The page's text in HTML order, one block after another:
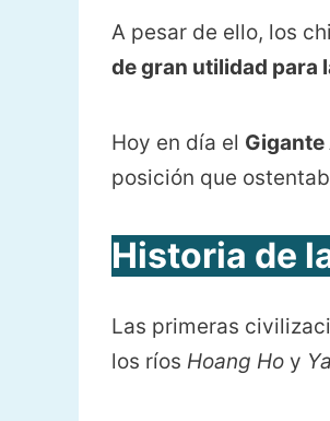
A pesar de ello, los
de gran utilidad para
Hoy en día el
posición que
Historia de
Las primeras
los ríos Hoang Ho y